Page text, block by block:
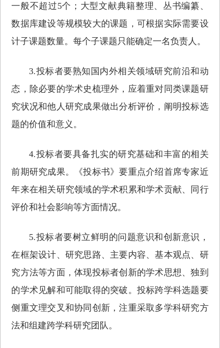
一般不超过5个；大型文献典籍整理、丛书编纂、
数据库建设等规模较大的课题，可根据实际需要设
计子课题数量。每个子课题只能确定一名负责人。
3.投标者要熟知国内外相关领域研究前沿和动
态，除必要的学术史梳理外，应着重对同类课题研
究状况和他人研究成果做出分析评价，阐明投标选
题的价值和意义。
4.投标者要具备扎实的研究基础和丰富的相关
前期研究成果。《投标书》要重点介绍首席专家近
年来在相关研究领域的学术积累和学术贡献、同行
评价和社会影响等方面情况。
5.投标者要树立鲜明的问题意识和创新意识，
在框架设计、研究思路、主要内容、基本观点、研
究方法等方面，体现投标者创新的学术思想、独到
的学术见解和可能取得的突破。投标跨学科选题要
侧重文理交叉和协同创新，注重采取多学科研究方
法和组建跨学科研究团队。